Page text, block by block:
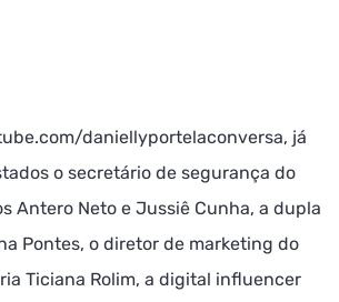
daniellyportelaconversa, já
o secretário de segurança do
Antero Neto e Jussiê Cunha, a dupla
Pontes, o diretor de marketing do
Ticiana Rolim, a digital influencer